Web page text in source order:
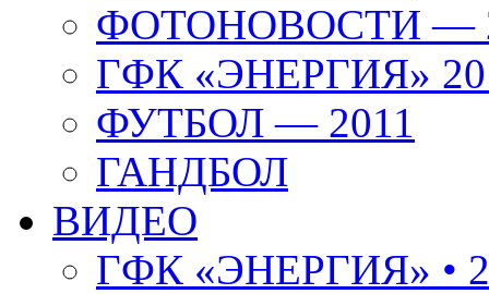
ФОТОНОВОСТИ —
ГФК «ЭНЕРГИЯ»
ФУТБОЛ — 2011
ГАНДБОЛ
ВИДЕО
ГФК «ЭНЕРГИЯ» •